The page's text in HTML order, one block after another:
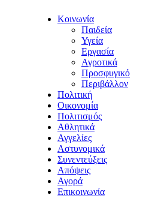
Κοινωνία
Παιδεία
Υγεία
Εργασία
Αγροτικά
Προσφυγικό
Περιβάλλον
Πολιτική
Οικονομία
Πολιτισμός
Αθλητικά
Αγγελίες
Αστυνομικά
Συνεντεύξεις
Απόψεις
Αγορά
Επικοινωνία